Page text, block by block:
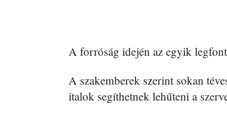
A forróság idején az egyik
A szakemberek szerint sokan
italok segíthetnek lehűteni a